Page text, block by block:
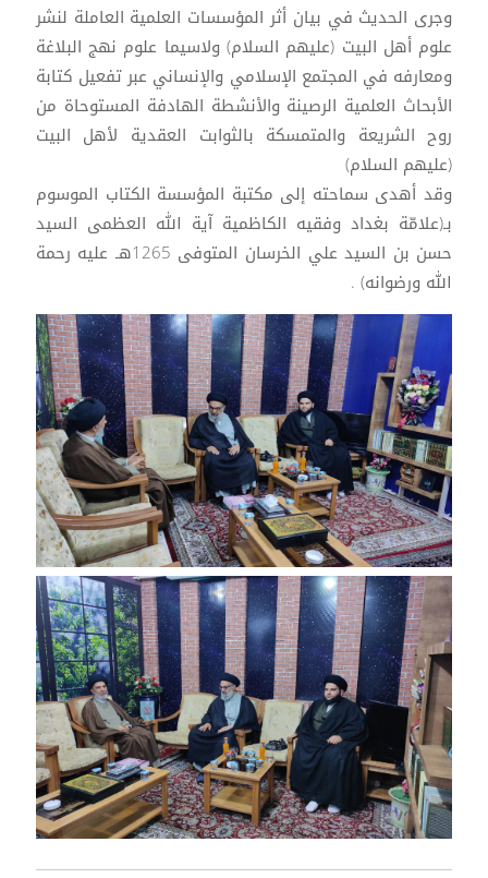
وجرى الحديث في بيان أثر المؤسسات العلمية العاملة لنشر
علوم أهل البيت (عليهم السلام) ولاسيما علوم نهج البلاغة
ومعارفه في المجتمع الإسلامي والإنساني عبر تفعيل كتابة
الأبحاث العلمية الرصينة والأنشطة الهادفة المستوحاة من
روح الشريعة والمتمسكة بالثوابت العقدية لأهل البيت
(عليهم السلام)
وقد أهدى سماحته إلى مكتبة المؤسسة الكتاب الموسوم
بـ(علامّة بغداد وفقيه الكاظمية آية الله العظمى السيد
حسن بن السيد علي الخرسان المتوفى 1265هـ عليه رحمة
الله ورضوانه) .